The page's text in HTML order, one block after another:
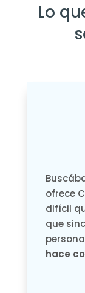
Lo
ofrece
difícil
que
hace